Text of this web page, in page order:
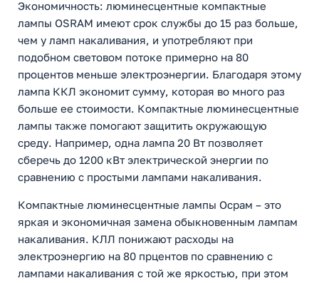
Экономичность: люминесцентные компактные
лампы OSRAM имеют срок службы до 15 раз больше,
чем у ламп накаливания, и употребляют при
подобном световом потоке примерно на 80
процентов меньше электроэнергии. Благодаря этому
лампа ККЛ экономит сумму, которая во много раз
больше ее стоимости. Компактные люминесцентные
лампы также помогают защитить окружающую
среду. Например, одна лампа 20 Вт позволяет
сберечь до 1200 кВт электрической энергии по
сравнению с простыми лампами накаливания.
Компактные люминесцентные лампы Осрам – это
яркая и экономичная замена обыкновенным лампам
накаливания. КЛЛ понижают расходы на
электроэнергию на 80 прцентов по сравнению с
лампами накаливания с той же яркостью, при этом